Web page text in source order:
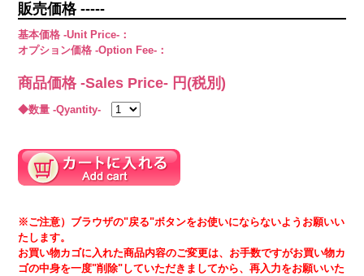
販売価格 -----
基本価格 -Unit Price-：
オプション価格 -Option Fee-：
商品価格 -Sales Price- 円(税別)
◆数量 -Qyantity-
※ご注意）ブラウザの"戻る"ボタンをお使いにならないようお願いい
たします。
お買い物カゴに入れた商品内容のご変更は、お手数ですがお買い物カ
ゴの中身を一度"削除"していただきましてから、再入力をお願いいた